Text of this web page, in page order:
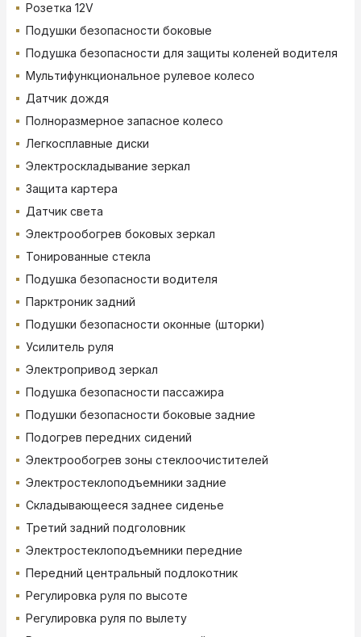
Розетка 12V
Подушки безопасности боковые
Подушка безопасности для защиты коленей водителя
Мультифункциональное рулевое колесо
Датчик дождя
Полноразмерное запасное колесо
Легкосплавные диски
Электроскладывание зеркал
Защита картера
Датчик света
Электрообогрев боковых зеркал
Тонированные стекла
Подушка безопасности водителя
Парктроник задний
Подушки безопасности оконные (шторки)
Усилитель руля
Электропривод зеркал
Подушка безопасности пассажира
Подушки безопасности боковые задние
Подогрев передних сидений
Электрообогрев зоны стеклоочистителей
Электростеклоподъемники задние
Складывающееся заднее сиденье
Третий задний подголовник
Электростеклоподъемники передние
Передний центральный подлокотник
Регулировка руля по высоте
Регулировка руля по вылету